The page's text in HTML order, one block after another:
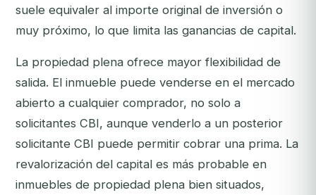
suele equivaler al importe original de inversión o
muy próximo, lo que limita las ganancias de capital.
La propiedad plena ofrece mayor flexibilidad de
salida. El inmueble puede venderse en el mercado
abierto a cualquier comprador, no solo a
solicitantes CBI, aunque venderlo a un posterior
solicitante CBI puede permitir cobrar una prima. La
revalorización del capital es más probable en
inmuebles de propiedad plena bien situados,